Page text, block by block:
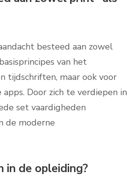
besteed aan zowel
van het
tijdschriften, maar ook voor
Door zich te verdiepen in
set vaardigheden
de moderne
in de opleiding?